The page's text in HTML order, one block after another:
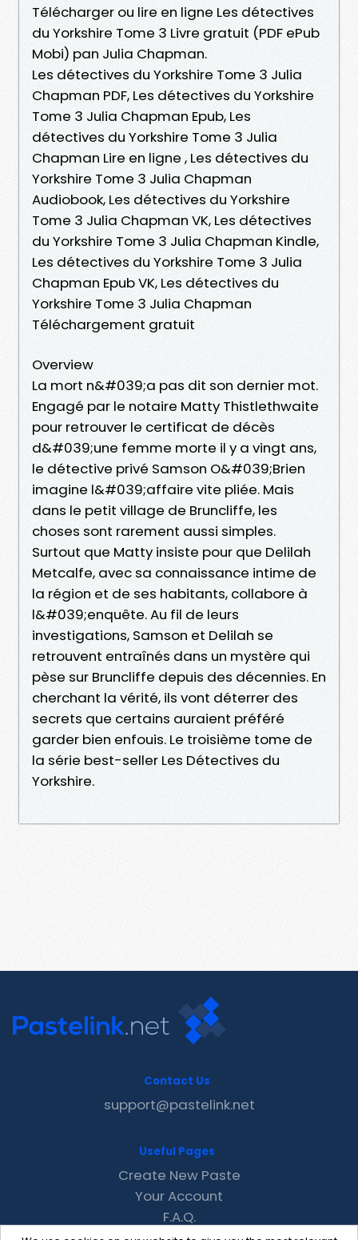
Télécharger ou lire en ligne Les détectives
du Yorkshire Tome 3 Livre gratuit (PDF ePub
Mobi) pan Julia Chapman.
Les détectives du Yorkshire Tome 3 Julia
Chapman PDF, Les détectives du Yorkshire
Tome 3 Julia Chapman Epub, Les
détectives du Yorkshire Tome 3 Julia
Chapman Lire en ligne , Les détectives du
Yorkshire Tome 3 Julia Chapman
Audiobook, Les détectives du Yorkshire
Tome 3 Julia Chapman VK, Les détectives
du Yorkshire Tome 3 Julia Chapman Kindle,
Les détectives du Yorkshire Tome 3 Julia
Chapman Epub VK, Les détectives du
Yorkshire Tome 3 Julia Chapman
Téléchargement gratuit
Overview
La mort n&#039;a pas dit son dernier mot.
Engagé par le notaire Matty Thistlethwaite
pour retrouver le certificat de décès
d&#039;une femme morte il y a vingt ans,
le détective privé Samson O&#039;Brien
imagine l&#039;affaire vite pliée. Mais
dans le petit village de Bruncliffe, les
choses sont rarement aussi simples.
Surtout que Matty insiste pour que Delilah
Metcalfe, avec sa connaissance intime de
la région et de ses habitants, collabore à
l&#039;enquête. Au fil de leurs
investigations, Samson et Delilah se
retrouvent entraînés dans un mystère qui
pèse sur Bruncliffe depuis des décennies. En
cherchant la vérité, ils vont déterrer des
secrets que certains auraient préféré
garder bien enfouis. Le troisième tome de
la série best-seller Les Détectives du
Yorkshire.
Contact Us
support@pastelink.net
Useful Pages
Create New Paste
Your Account
F.A.Q.